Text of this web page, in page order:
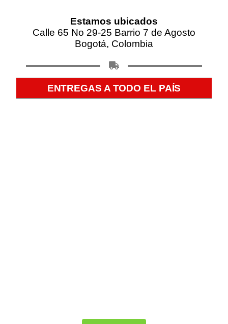
Estamos ubicados
Calle 65 No 29-25 Barrio 7 de Agosto
Bogotá, Colombia
ENTREGAS A TODO EL PAÍS